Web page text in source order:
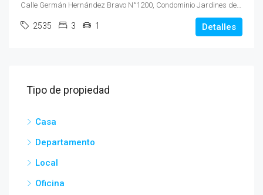
Calle Germán Hernández Bravo N°1200, Condominio Jardines de Peñaflor II, Sector Malloco
2535 3 1 Detalles
Tipo de propiedad
Casa
Departamento
Local
Oficina